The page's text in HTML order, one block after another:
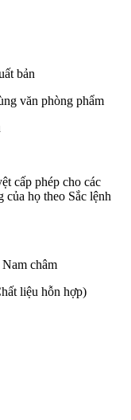
bản
văn phòng phẩm
cấp phép cho các
của họ theo Sắc lệnh
châm
liệu hỗn hợp)